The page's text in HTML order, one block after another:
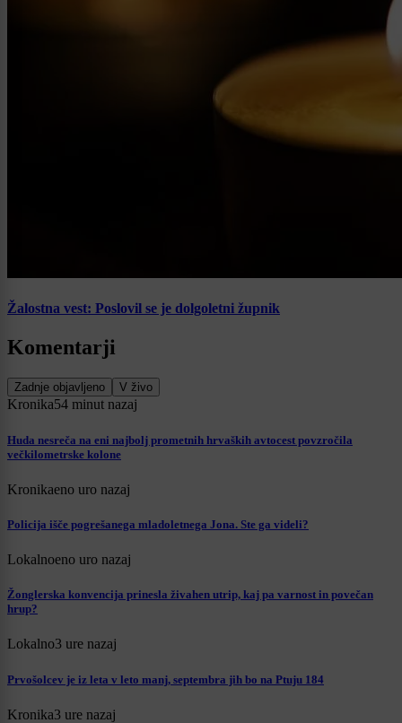
Žalostna vest: Poslovil se je dolgoletni župnik
Komentarji
Zadnje objavljeno V živo
Kronika54 minut nazaj
Huda nesreča na eni najbolj prometnih hrvaških avtocest povzročila
večkilometrske kolone
Kronikaeno uro nazaj
Policija išče pogrešanega mladoletnega Jona. Ste ga videli?
Lokalnoeno uro nazaj
Žonglerska konvencija prinesla živahen utrip, kaj pa varnost in povečan
hrup?
Lokalno3 ure nazaj
Prvošolcev je iz leta v leto manj, septembra jih bo na Ptuju 184
Kronika3 ure nazaj